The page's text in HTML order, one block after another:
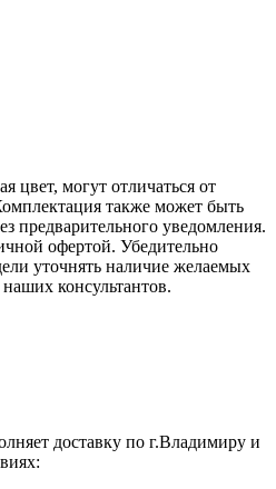
цвет, могут отличаться от
также может быть
предварительного уведомления.
офертой. Убедительно
уточнять наличие желаемых
консультантов.
доставку по г.Владимиру и